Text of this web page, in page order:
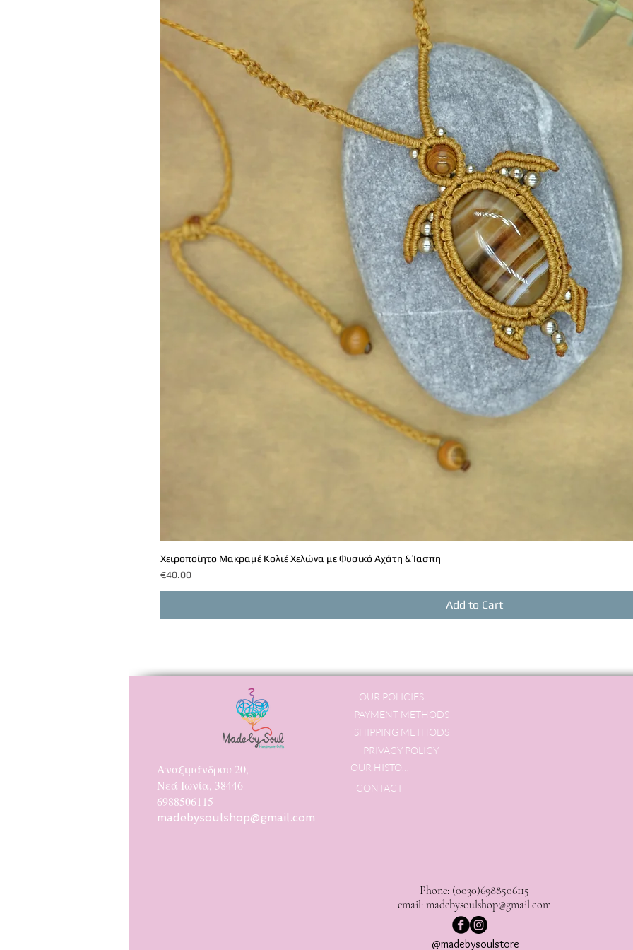
Σημείωση: Τα μακραμέ δαχτυλίδια έχουν μικρή ευελιξία, ωστόσο η
σωστή μέτρηση βοηθά ώστε να εφαρμόζουν άνετα και όμορφα.
Χειροποίητο Μακραμέ Κολιέ Χελώνα με Φυσικό Αχάτη & Ίασπη
Price
€40.00
Add to Cart
Αναξιμάνδρου 20,
Νεά Ιωνία, 38446
6988506115
madebysoulshop@gmail.com
OUR POLICIES
PAYMENT METHODS
SHIPPING METHODS
PRIVACY POLICY
CONTACT
Phone: (0030)6988506115
email: madebysoulshop@gmail.com
@madebysoulstore